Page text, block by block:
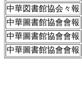
中華図書館協会々報
中華圖書館協會會報
中華圖書館協會會報
中華圖書館協會會報